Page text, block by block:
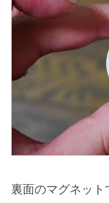
裏面のマグネット